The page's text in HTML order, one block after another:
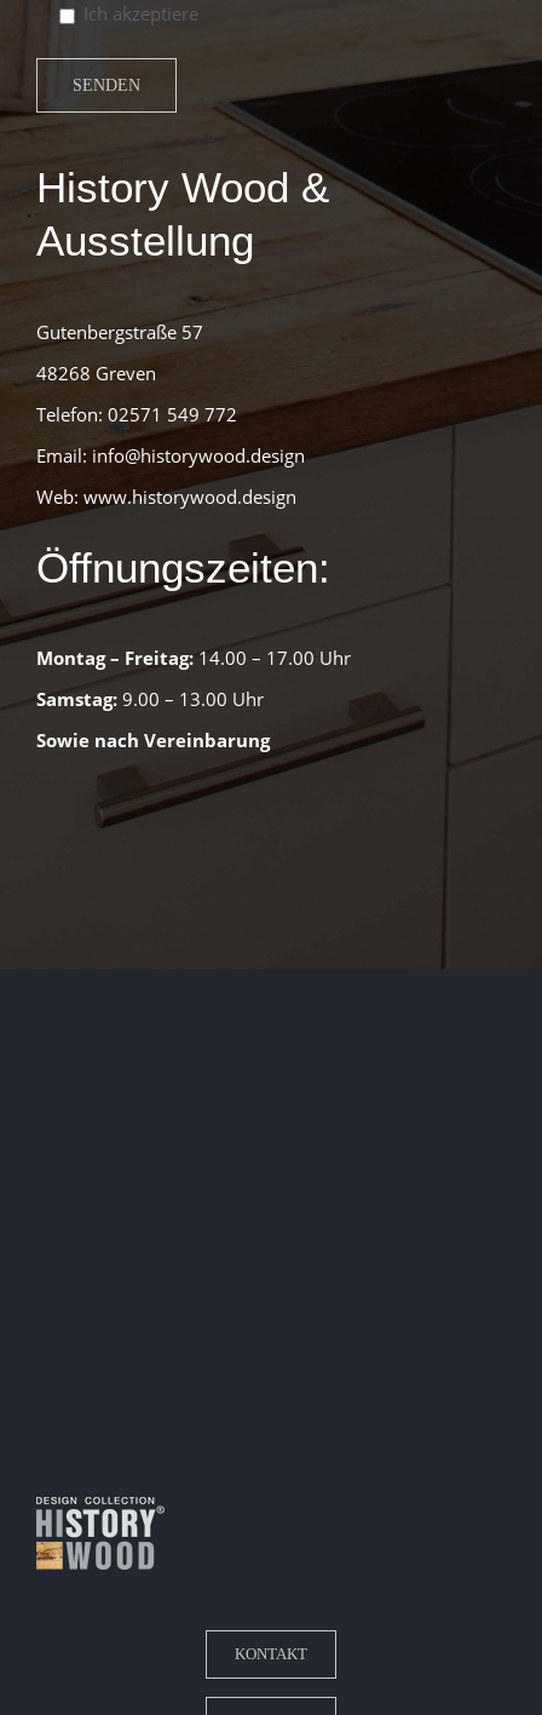
Ich akzeptiere
History Wood &
Ausstellung
Gutenbergstraße 57
48268 Greven
Telefon: 02571 549 772
Email: info@historywood.design
Web: www.historywood.design
Öffnungszeiten:
Montag – Freitag: 14.00 – 17.00 Uhr
Samstag: 9.00 – 13.00 Uhr
Sowie nach Vereinbarung
KONTAKT